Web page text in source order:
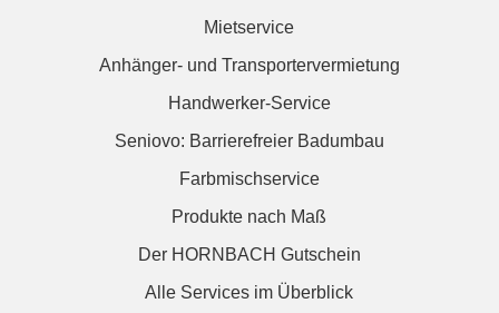
Mietservice
Anhänger- und Transportervermietung
Handwerker-Service
Seniovo: Barrierefreier Badumbau
Farbmischservice
Produkte nach Maß
Der HORNBACH Gutschein
Alle Services im Überblick